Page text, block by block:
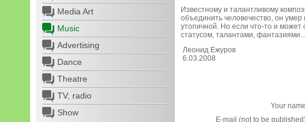
Media Art
Music
Advertising
Dance
Theatre
TV, radio
Show
Известному и талантливому
объединить человечество, он
утопичной. Но если что-то и
статусом, талантами,
Леонид Ежуров
6.03.2008
Your name
E-mail (not to be